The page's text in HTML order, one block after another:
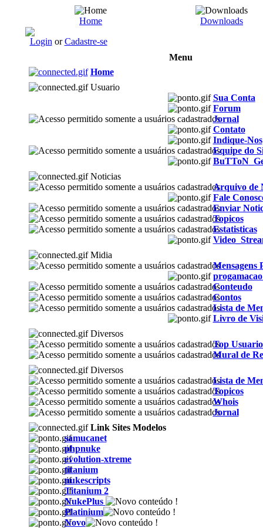
Home Downloads
Login orCadastre-se
Menu
Home
Usuario
Sua Conta
Forum
Jornal
Contato
Indique-Nos
Equipe do
Noticias
Arquivo de
Fale
Enviar
Topicos
Estatisticas
Midia
Mensagens
Conteudo
Contos
Lista de
Livro de
Diversos
Top
Mural de
Diversos
Lista de
Topicos
Whois
Jornal
Link Sites Modelos
samucanet
phpnuke
evolution-xtreme
titanium
nukescripts
Titanium 2
NukePlus
Platinium
Novo